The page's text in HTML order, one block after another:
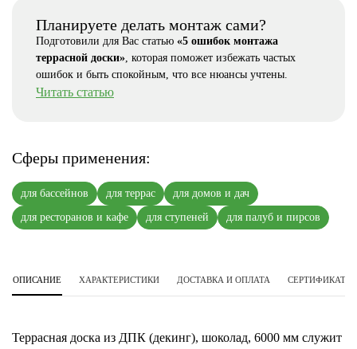
Планируете делать монтаж сами?
Подготовили для Вас статью «5 ошибок монтажа
террасной доски», которая поможет избежать частых
ошибок и быть спокойным, что все нюансы учтены.
Читать статью
Сферы применения:
для бассейнов для террас
для домов и дач
для ресторанов и кафе
для ступеней для палуб и пирсов
ОПИСАНИЕ ХАРАКТЕРИСТИКИ ДОСТАВКА И ОПЛАТА СЕРТИФИКАТЫ
Террасная доска из ДПК (декинг), шоколад, 6000 мм служит